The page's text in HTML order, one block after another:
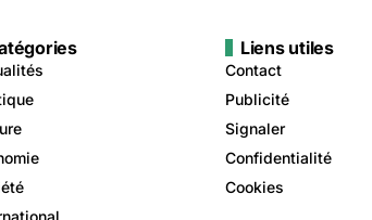
Liens utiles
Contact
Publicité
Signaler
Confidentialité
Cookies